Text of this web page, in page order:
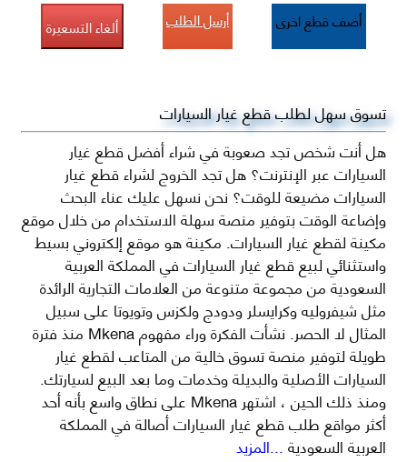
أضف قطع اخرى أرسل الطلب ألغاء التسعيرة
تسوق سهل لطلب قطع غيار السيارات
هل أنت شخص تجد صعوبة في شراء أفضل قطع غيار
السيارات عبر الإنترنت؟ هل تجد الخروج لشراء قطع غيار
السيارات مضيعة للوقت؟ نحن نسهل عليك عناء البحث
وإضاعة الوقت بتوفير منصة سهلة الاستخدام من خلال موقع
مكينة لقطع غيار السيارات. مكينة هو موقع إلكتروني بسيط
واستثنائي لبيع قطع غيار السيارات في المملكة العربية
السعودية من مجموعة متنوعة من العلامات التجارية الرائدة
مثل شيفروليه وكرايسلر ودودج ولكزس وتويوتا على سبيل
المثال لا الحصر. نشأت الفكرة وراء مفهوم Mkena منذ فترة
طويلة لتوفير منصة تسوق خالية من المتاعب لقطع غيار
السيارات الأصلية والبديلة وخدمات وما بعد البيع لسيارتك.
ومنذ ذلك الحين ، اشتهر Mkena على نطاق واسع بأنه أحد
أكثر مواقع طلب قطع غيار السيارات أصالة في المملكة
العربية السعودية...المزيد